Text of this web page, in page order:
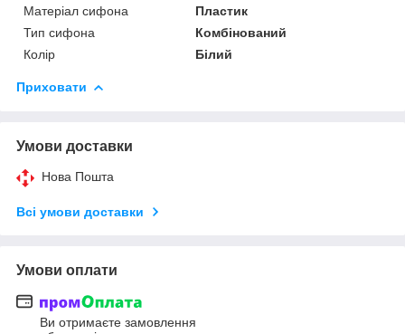
Матеріал сифона
Пластик
Тип сифона
Комбінований
Колір
Білий
Приховати
Умови доставки
Нова Пошта
Всі умови доставки
Умови оплати
Ви отримаєте замовлення